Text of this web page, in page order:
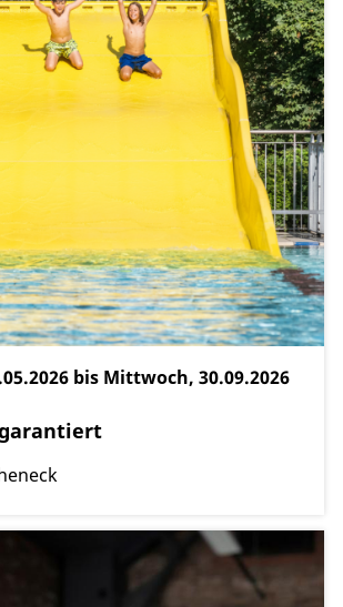
bis Mittwoch, 30.09.2026